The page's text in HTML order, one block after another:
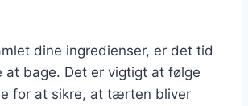
dine ingredienser, er det tid
at bage. Det er vigtigt at følge
for at sikre, at tærten bliver